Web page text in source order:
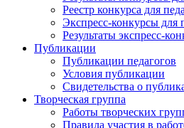
Реестр конкурса для
Экспресс-конкурсы для
Результаты экспресс-
Публикации
Публикации педагогов
Условия публикации
Свидетельства о
Творческая группа
Работы творческих
Правила участия в